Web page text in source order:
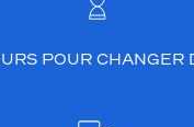
POUR CHANGER